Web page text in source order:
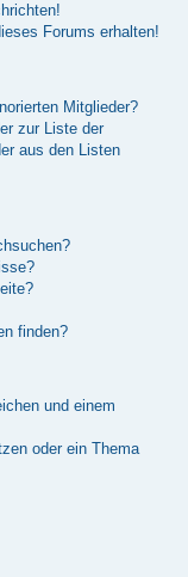
Forums erhalten!
Mitglieder?
zur Liste der
aus den Listen
finden?
und einem
oder ein Thema